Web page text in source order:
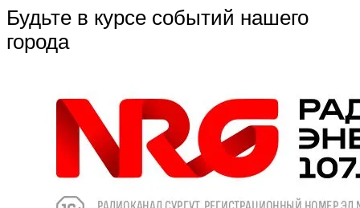
Будьте в курсе событий нашего
города